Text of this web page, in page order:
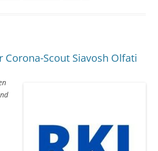
Corona-Scout Siavosh Olfati